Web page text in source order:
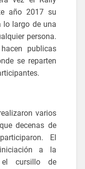
año 2017 su
lo largo de una
persona.
publicas
se reparten
varios
decenas de
El
a la
el cursillo de